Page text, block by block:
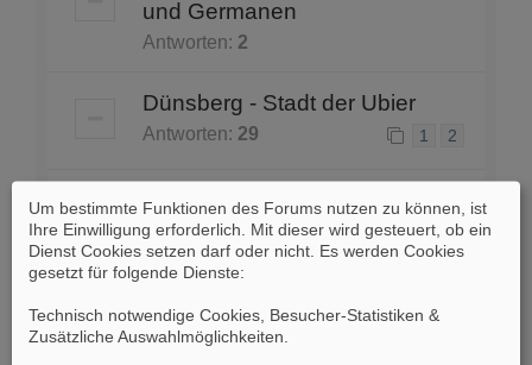
und Germanen
Antworten: 2
Dünsberg - Stadt der Ubier
Antworten: 29 1 2
Germanische Städte in
Vorrömischer Zeit
Antworten:68 1 2 3 4 5
Älteste Stadt
Deutschlands/Mitteleuropas
Um bestimmte Funktionen des Forums nutzen zu können, ist
Ihre Einwilligung erforderlich. Mit dieser wird gesteuert, ob ein
Dienst Cookies setzen darf oder nicht. Es werden Cookies
gesetzt für folgende Dienste:
Technisch notwendige Cookies, Besucher-Statistiken &
Zusätzliche Auswahlmöglichkeiten